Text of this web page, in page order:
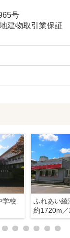
号
建物取引業保証
学校
ふれあい綾
約1720m